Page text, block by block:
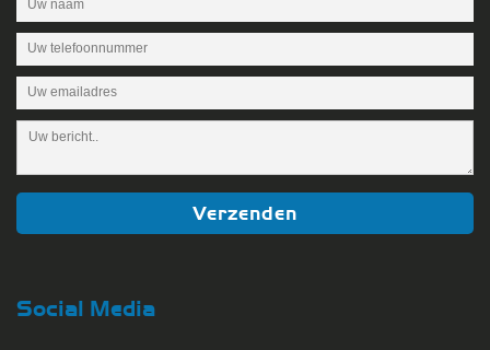
Social Media